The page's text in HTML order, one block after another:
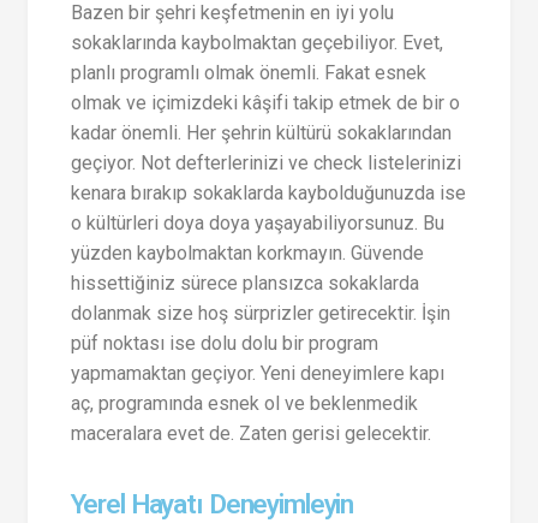
Bazen bir şehri keşfetmenin en iyi yolu
sokaklarında kaybolmaktan geçebiliyor. Evet,
planlı programlı olmak önemli. Fakat esnek
olmak ve içimizdeki kâşifi takip etmek de bir o
kadar önemli. Her şehrin kültürü sokaklarından
geçiyor. Not defterlerinizi ve check listelerinizi
kenara bırakıp sokaklarda kaybolduğunuzda ise
o kültürleri doya doya yaşayabiliyorsunuz. Bu
yüzden kaybolmaktan korkmayın. Güvende
hissettiğiniz sürece plansızca sokaklarda
dolanmak size hoş sürprizler getirecektir. İşin
püf noktası ise dolu dolu bir program
yapmamaktan geçiyor. Yeni deneyimlere kapı
aç, programında esnek ol ve beklenmedik
maceralara evet de. Zaten gerisi gelecektir.
Yerel Hayatı Deneyimleyin